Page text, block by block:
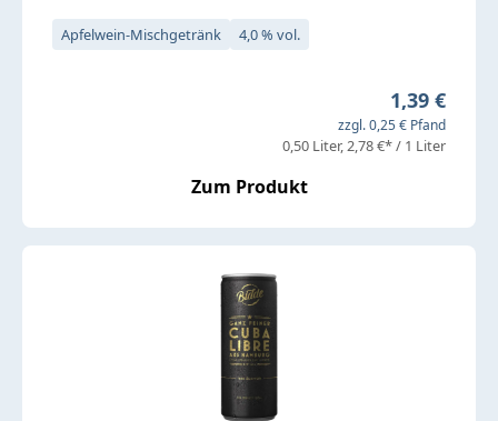
Apfelwein-Mischgetränk 4,0 % vol.
Regulärer
1,39 €
zzgl. 0,25 € Pfand
0,50 Liter 2,78 €* / 1 Liter
Zum Produkt